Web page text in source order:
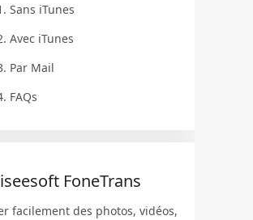
Sans iTunes
Avec iTunes
Par Mail
FAQs
FoneTrans
facilement des photos, vidéos,